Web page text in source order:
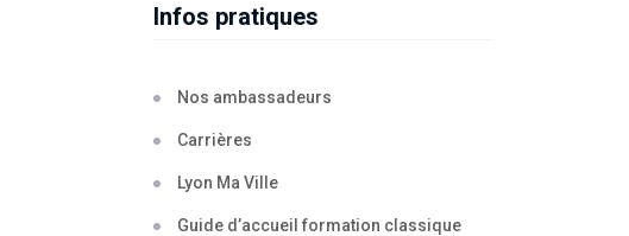
Infos pratiques
Nos ambassadeurs
Carrières
Lyon Ma Ville
Guide d’accueil formation classique